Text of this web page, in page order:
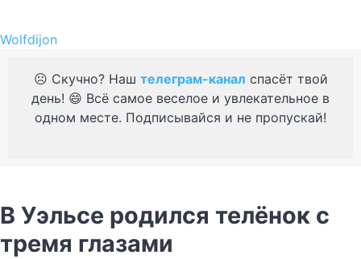
Wolfdijon
☹️ Скучно? Наш телеграм-канал спасёт твой
день! 😄 Всё самое веселое и увлекательное в
одном месте. Подписывайся и не пропускай!
В Уэльсе родился телёнок с
тремя глазами